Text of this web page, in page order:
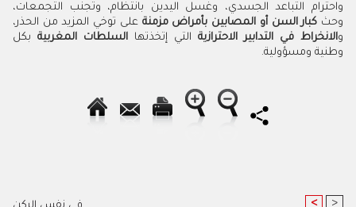
واحترام التباعد الجسدي، وغسل اليدين بانتظام، وتجنب التجمعات،
وحث كبار السن أو المصابين بأمراض مزمنة على توخي المزيد من الحذر،
والانخراط في التدابير الاحترازية التي إتخذتها السلطات المغربية بكل
وطنية ومسؤولية.
< >